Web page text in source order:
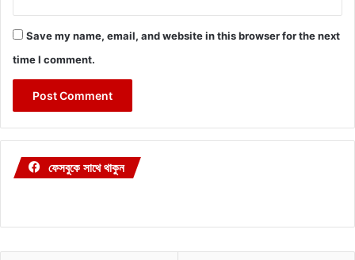
Save my name, email, and website in this browser for the next
time I comment.
ফেসবুকে সাথে থাকুন